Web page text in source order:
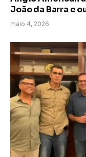
João da Barra e
maio 4, 2026